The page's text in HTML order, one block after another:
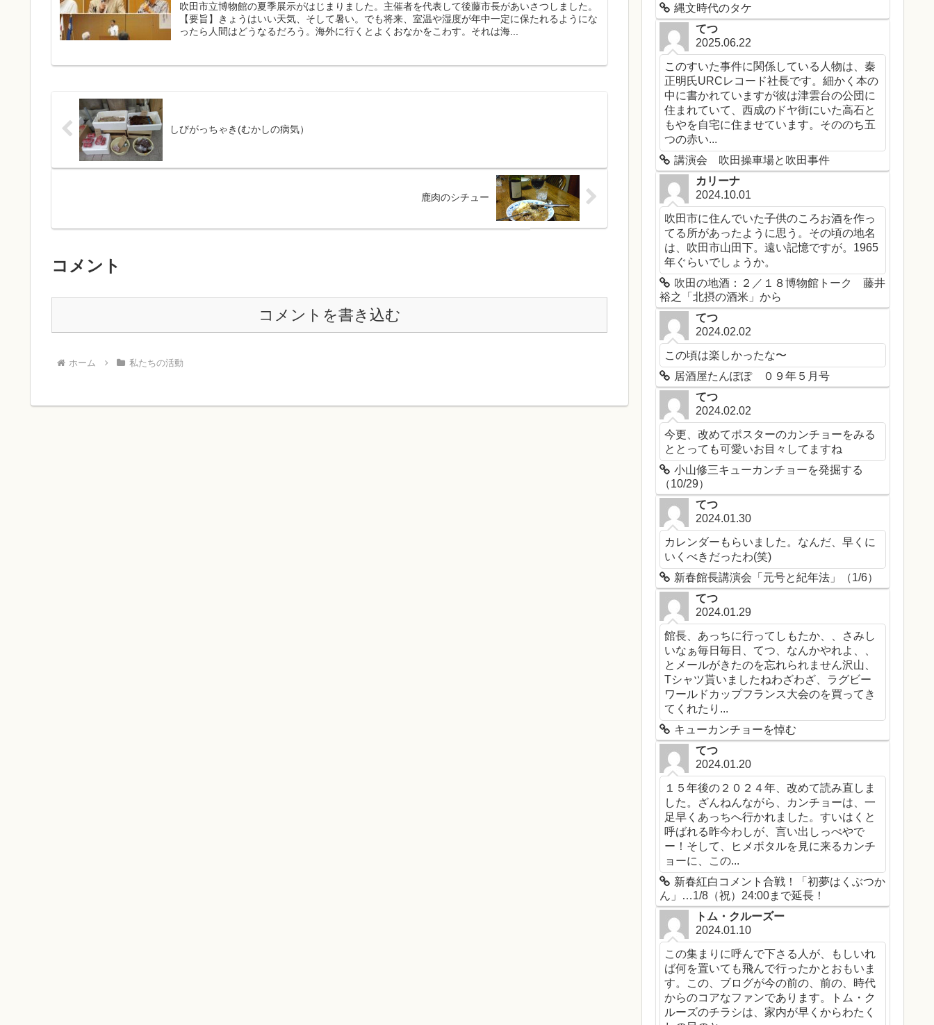
吹田市立博物館の夏季展示がはじまりました。主催者を代表して後藤市長があいさつしました。
【要旨】きょうはいい天気、そして暑い。でも将来、室温や湿度が年中一定に保たれるようにな
ったら人間はどうなるだろう。海外に行くとよくおなかをこわす。それは海...
しびがっちゃき(むかしの病気）
鹿肉のシチュー
コメント
コメントを書き込む
ホーム 私たちの活動
縄文時代のタケ
てつ
2025.06.22
このすいた事件に関係している人物は、秦
正明氏URCレコード社長です。細かく本の
中に書かれていますが彼は津雲台の公団に
住まれていて、西成のドヤ街にいた高石と
もやを自宅に住ませています。そののち五
つの赤い...
講演会 吹田操車場と吹田事件
カリーナ
2024.10.01
吹田市に住んでいた子供のころお酒を作っ
てる所があったように思う。その頃の地名
は、吹田市山田下。遠い記憶ですが。1965
年ぐらいでしょうか。
吹田の地酒：２／１８博物館トーク 藤井
裕之「北摂の酒米」から
てつ
2024.02.02
この頃は楽しかったな〜
居酒屋たんぽぽ ０９年５月号
てつ
2024.02.02
今更、改めてポスターのカンチョーをみる
ととっても可愛いお目々してますね
小山修三キューカンチョーを発掘する
（10/29）
てつ
2024.01.30
カレンダーもらいました。なんだ、早くに
いくべきだったわ(笑)
新春館長講演会「元号と紀年法」（1/6）
てつ
2024.01.29
館長、あっちに行ってしもたか、、さみし
いなぁ毎日毎日、てつ、なんかやれよ、、
とメールがきたのを忘れられません沢山、
Tシャツ貰いましたねわざわざ、ラグビー
ワールドカップフランス大会のを買ってき
てくれたり...
キューカンチョーを悼む
てつ
2024.01.20
１５年後の２０２４年、改めて読み直しま
した。ざんねんながら、カンチョーは、一
足早くあっちへ行かれました。すいはくと
呼ばれる昨今わしが、言い出しっぺやで
ー！そして、ヒメボタルを見に来るカンチ
ョーに、この...
新春紅白コメント合戦！「初夢はくぶつか
ん」…1/8（祝）24:00まで延長！
トム・クルーズー
2024.01.10
この集まりに呼んで下さる人が、もしいれ
ば何を置いても飛んで行ったかとおもいま
す。この、ブログが今の前の、前の、時代
からのコアなファンであります。トム・ク
ルーズのチラシは、家内が早くからわたく